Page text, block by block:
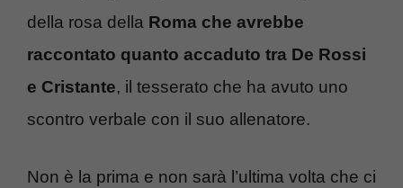
della rosa della Roma che avrebbe
raccontato quanto accaduto tra De Rossi
e Cristante, il tesserato che ha avuto uno
scontro verbale con il suo allenatore.
Non è la prima e non sarà l’ultima volta che ci